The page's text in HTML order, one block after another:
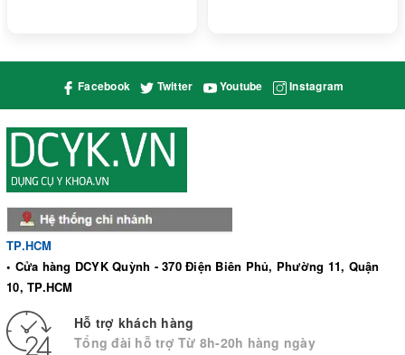
Facebook Twitter Youtube Instagram
TP.HCM
• Cửa hàng DCYK Quỳnh - 370 Điện Biên Phủ, Phường 11, Quận
10, TP.HCM
Hỗ trợ khách hàng
Tổng đài hỗ trợ Từ 8h-20h hàng ngày